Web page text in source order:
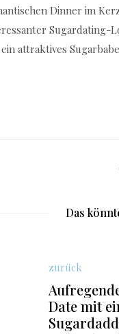
Dinner im
Sugardating-
attraktives
Das
zurück
Date mit